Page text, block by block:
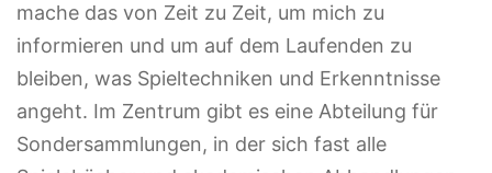
mache das von Zeit zu Zeit, um mich zu
informieren und um auf dem Laufenden zu
bleiben, was Spieltechniken und Erkenntnisse
angeht. Im Zentrum gibt es eine Abteilung für
Sondersammlungen, in der sich fast alle